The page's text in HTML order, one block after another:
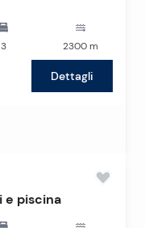
3 2300 m
Dettagli
e piscina